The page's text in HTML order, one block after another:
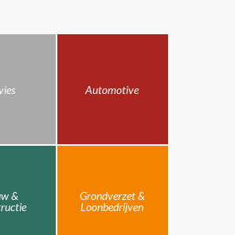
Automotive
&
Grondverzet &
Loonbedrijven